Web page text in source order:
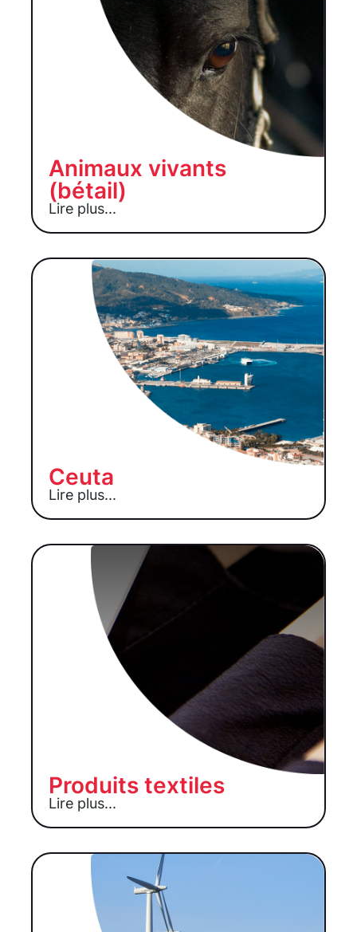
Animaux vivants
(bétail)
Lire plus...
Ceuta
Lire plus...
Produits textiles
Lire plus...